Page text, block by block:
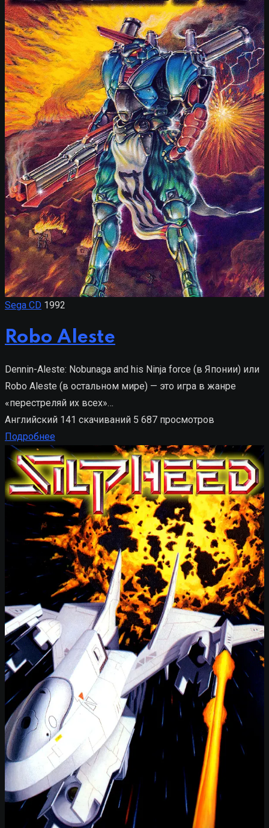
Sega CD 1992
Robo Aleste
Dennin-Aleste: Nobunaga and his Ninja force (в Японии) или
Robo Aleste (в остальном мире) — это игра в жанре
«перестреляй их всех»…
Английский 141 скачиваний 5 687 просмотров
Подробнее